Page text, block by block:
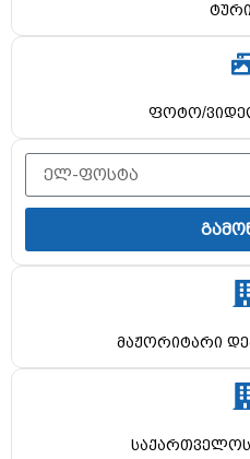
ფოტო/
მაჟორიტარი